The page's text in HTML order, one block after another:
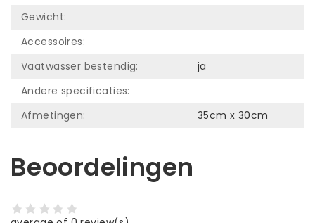
Gewicht:
Accessoires:
Vaatwasser bestendig:
ja
Andere specificaties:
Afmetingen:
35cm x 30cm
Beoordelingen